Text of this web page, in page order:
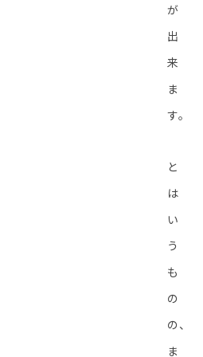
が
出
来
ま
す。
と
は
い
う
も
の
の、
ま